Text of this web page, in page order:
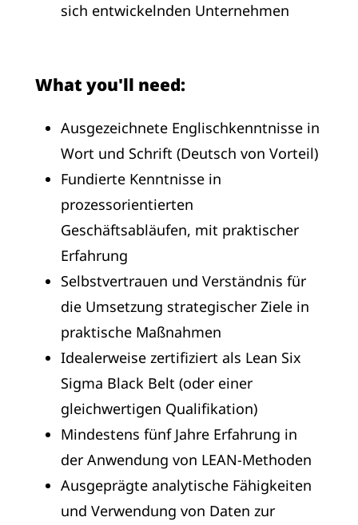
sich entwickelnden Unternehmen
What you'll need:
Ausgezeichnete Englischkenntnisse in
Wort und Schrift (Deutsch von Vorteil)
Fundierte Kenntnisse in
prozessorientierten
Geschäftsabläufen, mit praktischer
Erfahrung
Selbstvertrauen und Verständnis für
die Umsetzung strategischer Ziele in
praktische Maßnahmen
Idealerweise zertifiziert als Lean Six
Sigma Black Belt (oder einer
gleichwertigen Qualifikation)
Mindestens fünf Jahre Erfahrung in
der Anwendung von LEAN-Methoden
Ausgeprägte analytische Fähigkeiten
und Verwendung von Daten zur